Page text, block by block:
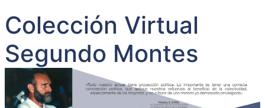
Colección Virtual
Segundo Montes